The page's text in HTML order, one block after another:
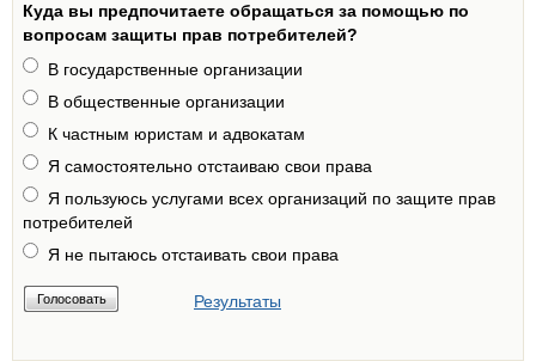
Куда вы предпочитаете обращаться за помощью по
вопросам защиты прав потребителей?
В государственные организации
В общественные организации
К частным юристам и адвокатам
Я самостоятельно отстаиваю свои права
Я пользуюсь услугами всех организаций по защите прав
потребителей
Я не пытаюсь отстаивать свои права
Результаты